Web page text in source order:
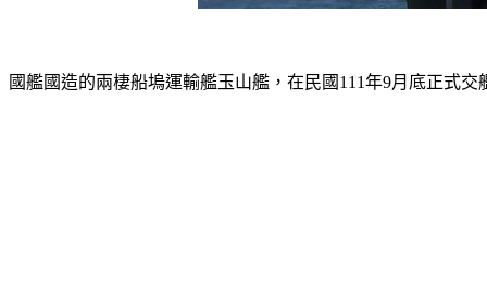
國艦國造的兩棲船塢運輸艦玉山艦，在民國111年9月底正式交